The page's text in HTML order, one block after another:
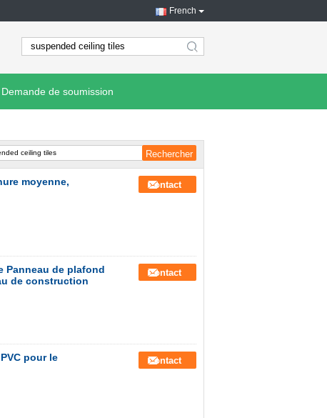
French
search
Demande de soumission
moyenne,
Contact
Panneau de plafond
de construction
Contact
pour le
Contact